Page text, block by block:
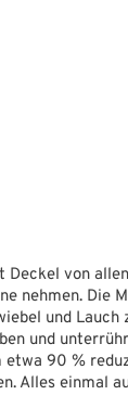
Deckel von
nehmen. Die
und Lauch
und
etwa 90 %
Alles einmal